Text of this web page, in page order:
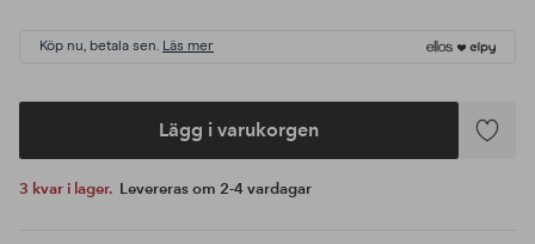
Köp nu, betala sen. Läs mer
Lägg i varukorgen
Lägg
3 kvar i lager. Levereras om 2-4 vardagar